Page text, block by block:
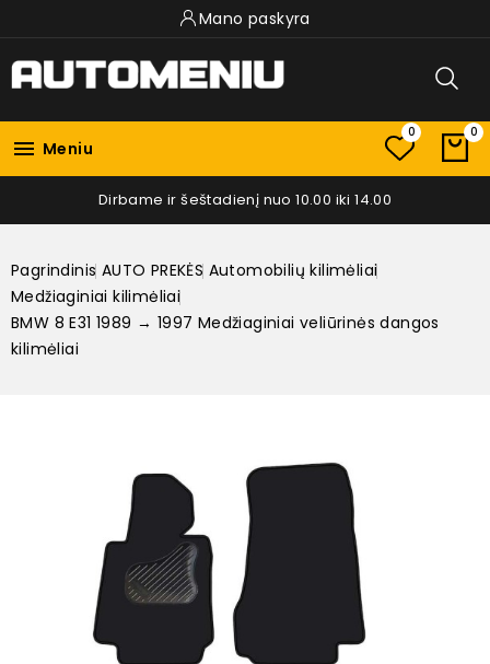
Mano paskyra
 Meniu
0 0
Dirbame ir šeštadienį nuo 10.00 iki 14.00
Pagrindinis AUTO PREKĖS Automobilių kilimėliai
Medžiaginiai kilimėliai
BMW 8 E31 1989 → 1997 Medžiaginiai veliūrinės dangos
kilimėliai